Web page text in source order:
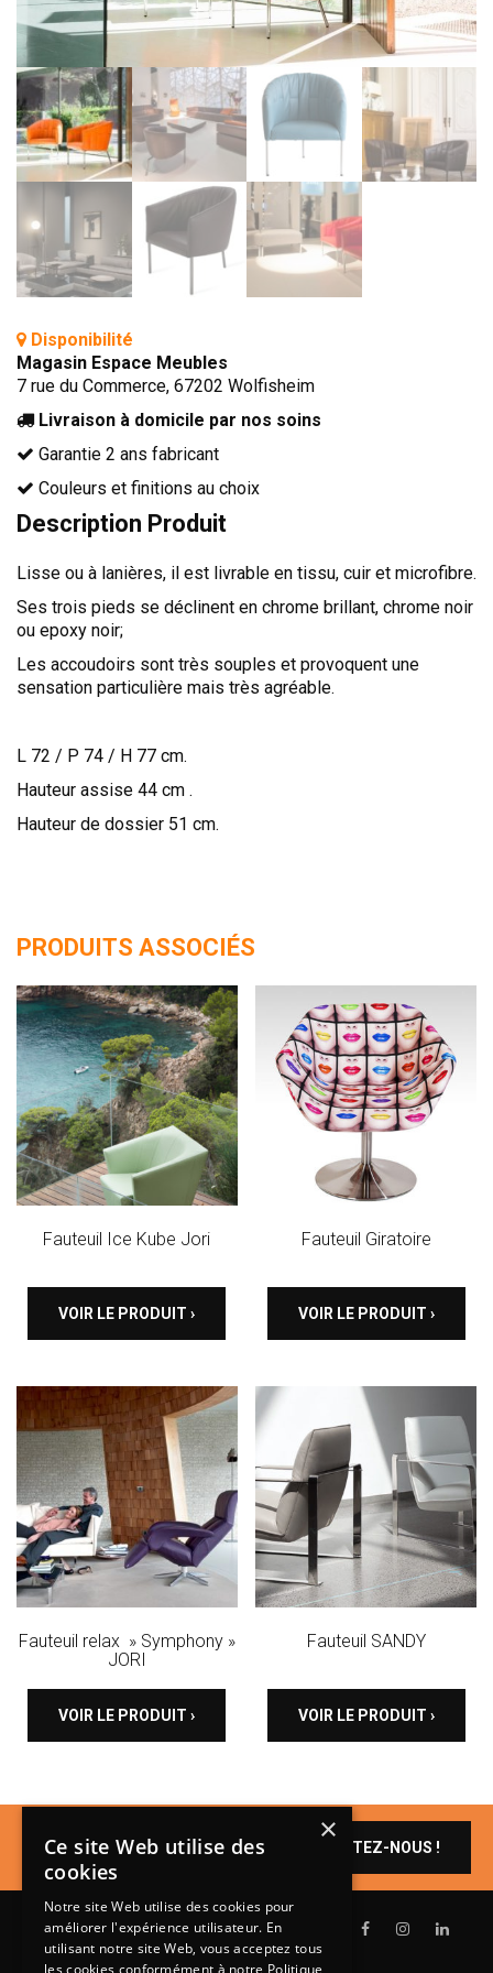
BIBLIOTHÈQUE
TABLE BASSE
FAUTEUILS
CANAPÉS
SALLES À MANGER
CHAISES
TABLES
BAHUT
CONVERTIBLE
MATELAS
LITS RELEVABLES
TÊTES DE LITS
MEUBLES DE COMPLÉMENT
TAPIS
MIROIRS
PETITS MEUBLES
AGENCEMENTS INTÉRIEURS
DESIGN
CONTEMPORAIN
Disponibilité
Magasin Espace Meubles
7 rue du Commerce, 67202 Wolfisheim
Livraison à domicile par nos soins
Garantie 2 ans fabricant
Couleurs et finitions au choix
Description Produit
Lisse ou à lanières, il est livrable en tissu, cuir et microfibre.
Ses trois pieds se déclinent en chrome brillant, chrome noir
ou epoxy noir;
Les accoudoirs sont très souples et provoquent une
sensation particulière mais très agréable.
L 72 / P 74 / H 77 cm.
Hauteur assise 44 cm .
Hauteur de dossier 51 cm.
PRODUITS ASSOCIÉS
Fauteuil Ice Kube Jori
VOIR LE PRODUIT ›
Fauteuil Giratoire
VOIR LE PRODUIT ›
Fauteuil relax » Symphony »
JORI
VOIR LE PRODUIT ›
Fauteuil SANDY
VOIR LE PRODUIT ›
Un produit vous
intéresse ?
CONTACTEZ-NOUS !
×
Ce site Web utilise des
cookies
Notre site Web utilise des cookies pour
améliorer l'expérience utilisateur. En
utilisant notre site Web, vous acceptez tous
les cookies conformément à notre Politique